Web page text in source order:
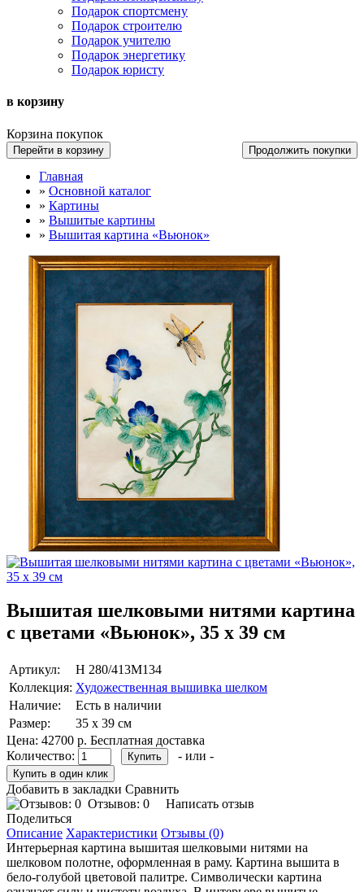
Подарок спортсмену
Подарок строителю
Подарок учителю
Подарок энергетику
Подарок юристу
в корзину
Корзина покупок
Перейти в корзину Продолжить покупки
Главная
» Основной каталог
» Картины
» Вышитые картины
» Вышитая картина «Вьюнок»
Вышитая шелковыми нитями картина
с цветами «Вьюнок», 35 х 39 см
Артикул:
Н 280/413M134
Коллекция: Художественная вышивка шелком
Наличие:
Есть в наличии
Размер:
35 х 39 см
Цена: 42700 р. Бесплатная доставка
Количество:
- или -
Добавить в закладки Сравнить
Отзывов: 0
Написать отзыв
Поделиться
Описание Характеристики Отзывы (0)
Интерьерная картина вышитая шелковыми нитями на
шелковом полотне, оформленная в раму. Картина вышита в
бело-голубой цветовой палитре. Символически картина